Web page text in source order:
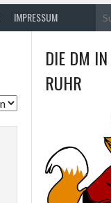
IMPRESSUM
DIE DM
RUHR